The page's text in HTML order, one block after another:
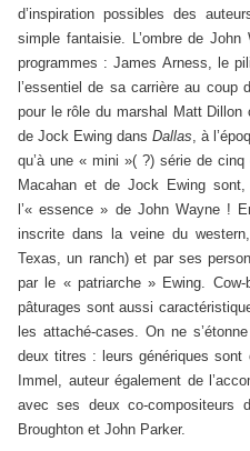
d’inspiration possibles des
simple fantaisie. L’ombre de
programmes : James Arness, le
l’essentiel de sa carrière au
pour le rôle du marshal Matt
de Jock Ewing dans Dallas, à
qu’à une « mini »( ?) série de
Macahan et de Jock Ewing sont,
l’« essence » de John Wayne !
inscrite dans la veine du
Texas, un ranch) et par ses
par le « patriarche » Ewing.
pâturages sont aussi
les attaché-cases. On ne
deux titres : leurs génériques sont
Immel, auteur également de
avec ses deux co-compositeurs
Broughton et John Parker.